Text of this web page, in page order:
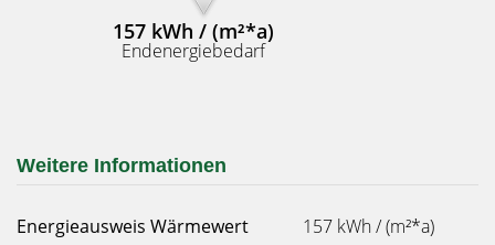
157 kWh / (m²*a)
Endenergiebedarf
Weitere Informationen
Energieausweis Wärmewert 157 kWh / (m²*a)